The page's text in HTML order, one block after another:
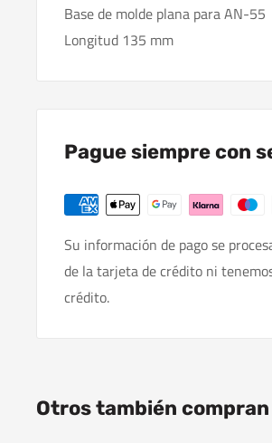
Base de molde plana para AN-55
Longitud 135 mm
Pague siempre con
Su información de pago se
de la tarjeta de crédito ni
crédito.
Otros también compran